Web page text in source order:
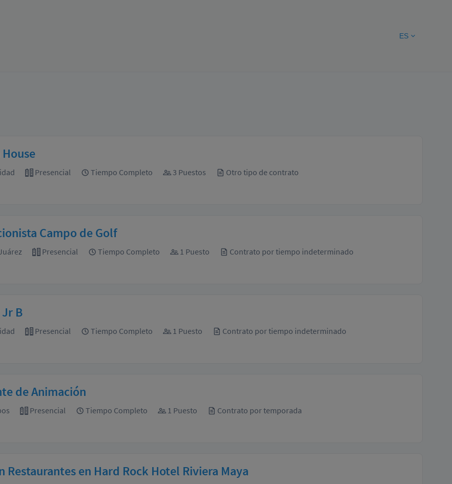
ES
House
Presencial Tiempo Completo 3 Puestos Otro tipo de contrato
Campo de Golf
Presencial Tiempo Completo 1 Puesto Contrato por tiempo indeterminado
B
Presencial Tiempo Completo 1 Puesto Contrato por tiempo indeterminado
de Animación
Presencial Tiempo Completo 1 Puesto Contrato por temporada
Restaurantes en Hard Rock Hotel Riviera Maya